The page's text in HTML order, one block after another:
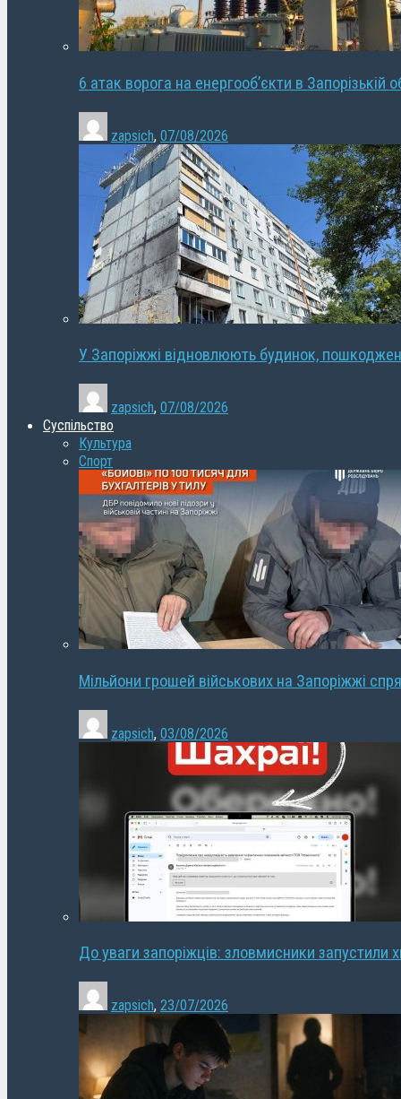
6 атак ворога на енергооб’єкти в Запорізькій
zapsich, 07/08/2026
У Запоріжжі відновлюють будинок,
zapsich, 07/08/2026
Суспільство
Культура
Спорт
Мільйони грошей військових на Запоріжжі
zapsich, 03/08/2026
До уваги запоріжців: зловмисники запустили
zapsich, 23/07/2026